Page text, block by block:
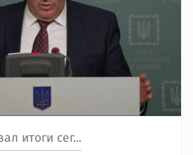
итоги сег...